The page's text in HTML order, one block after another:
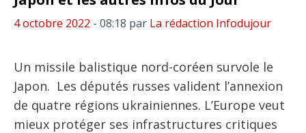
4 octobre 2022 - 08:18 par La rédaction Infodujour
Un missile balistique nord-coréen survole le
Japon. Les députés russes valident l’annexion
de quatre régions ukrainiennes. L’Europe veut
mieux protéger ses infrastructures critiques